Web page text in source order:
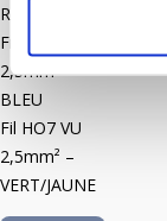
ROUGE
Fil HO7 VU
2,5mm² –
BLEU
Fil HO7 VU
2,5mm² –
VERT/JAUNE